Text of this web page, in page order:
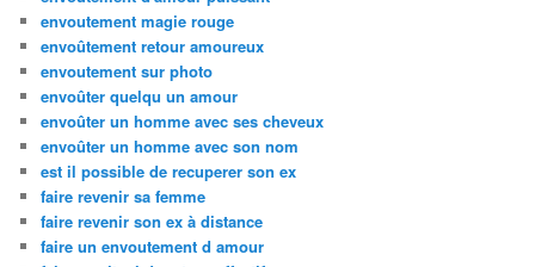
envoutement magie rouge
envoûtement retour amoureux
envoutement sur photo
envoûter quelqu un amour
envoûter un homme avec ses cheveux
envoûter un homme avec son nom
est il possible de recuperer son ex
faire revenir sa femme
faire revenir son ex à distance
faire un envoutement d amour